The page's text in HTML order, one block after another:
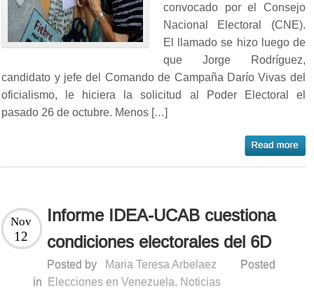
convocado por el Consejo
Nacional Electoral (CNE).
El llamado se hizo luego de
que Jorge Rodríguez,
candidato y jefe del Comando de Campaña Darío Vivas del
oficialismo, le hiciera la solicitud al Poder Electoral el
pasado 26 de octubre. Menos […]
Informe IDEA-UCAB cuestiona
condiciones electorales del 6D
Nov
12
Posted by Maria Teresa Arbelaez
Posted
in
Elecciones en Venezuela, Noticias